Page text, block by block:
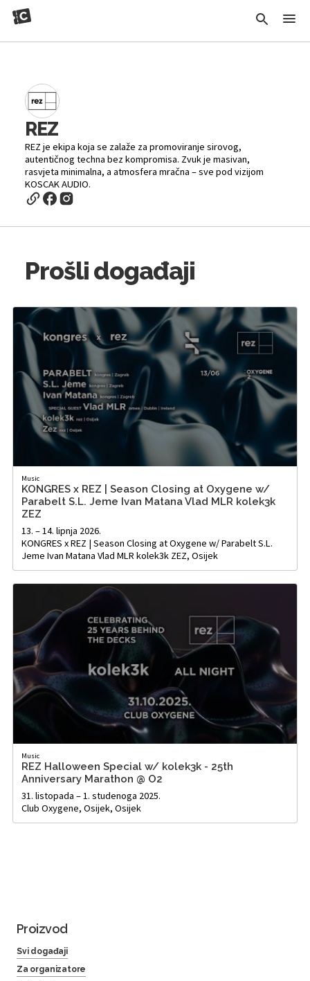
REZ
REZ je ekipa koja se zalaže za promoviranje sirovog,
autentičnog techna bez kompromisa. Zvuk je masivan,
rasvjeta minimalna, a atmosfera mračna – sve pod vizijom
KOSCAK AUDIO.
Prošli događaji
Music
KONGRES x REZ | Season Closing at Oxygene w/
Parabelt S.L. Jeme Ivan Matana Vlad MLR kolek3k
ZEZ
13. – 14. lipnja 2026.
KONGRES x REZ | Season Closing at Oxygene w/ Parabelt S.L.
Jeme Ivan Matana Vlad MLR kolek3k ZEZ, Osijek
Music
REZ Halloween Special w/ kolek3k - 25th
Anniversary Marathon @ O2
31. listopada – 1. studenoga 2025.
Club Oxygene, Osijek, Osijek
Proizvod
Svi događaji
Za organizatore